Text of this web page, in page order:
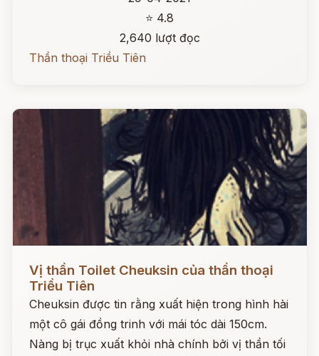
⭐ 4.8
2,640 lượt đọc
Thần thoại Triều Tiên
Đọc ngay
Vị thần Toilet Cheuksin của thần thoại
Triều Tiên
Cheuksin được tin rằng xuất hiện trong hình hài
một cô gái đồng trinh với mái tóc dài 150cm.
Nàng bị trục xuất khỏi nhà chính bởi vị thần tối